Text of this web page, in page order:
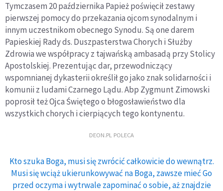
Tymczasem 20 października Papież poświęcił zestawy
pierwszej pomocy do przekazania ojcom synodalnym i
innym uczestnikom obecnego Synodu. Są one darem
Papieskiej Rady ds. Duszpasterstwa Chorych i Służby
Zdrowia we współpracy z tajwańską ambasadą przy Stolicy
Apostolskiej. Prezentując dar, przewodniczący
wspomnianej dykasterii określił go jako znak solidarności i
komunii z ludami Czarnego Lądu. Abp Zygmunt Zimowski
poprosił też Ojca Świętego o błogosławieństwo dla
wszystkich chorych i cierpiących tego kontynentu.
DEON.PL POLECA
Kto szuka Boga, musi się zwrócić całkowicie do wewnątrz.
Musi się wciąż ukierunkowywać na Boga, zawsze mieć Go
przed oczyma i wytrwale zapominać o sobie, aż znajdzie